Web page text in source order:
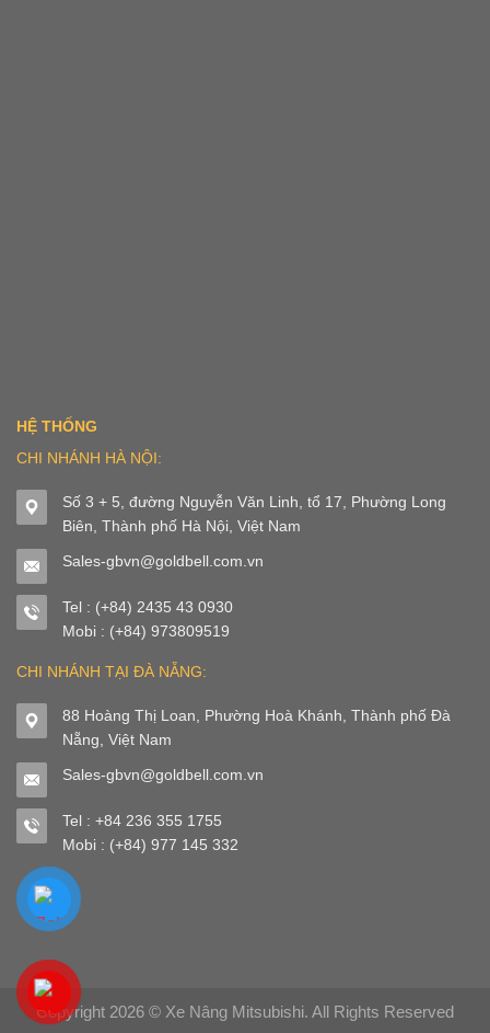
HỆ THỐNG
CHI NHÁNH HÀ NỘI:
Số 3 + 5, đường Nguyễn Văn Linh, tổ 17, Phường Long
Biên, Thành phố Hà Nội, Việt Nam
Sales-gbvn@goldbell.com.vn
Tel : (+84) 2435 43 0930
Mobi : (+84) 973809519
CHI NHÁNH TẠI ĐÀ NẴNG:
88 Hoàng Thị Loan, Phường Hoà Khánh, Thành phố Đà
Nẵng, Việt Nam
Sales-gbvn@goldbell.com.vn
Tel : +84 236 355 1755
Mobi : (+84) 977 145 332
Copyright 2026 © Xe Nâng Mitsubishi. All Rights Reserved